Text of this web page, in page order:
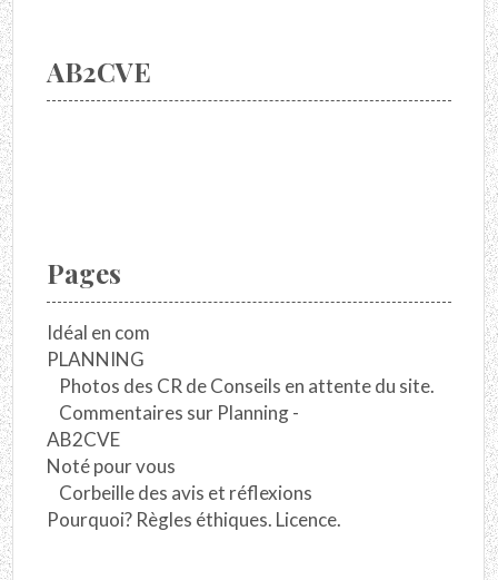
AB2CVE
Pages
Idéal en com
PLANNING
Photos des CR de Conseils en attente du site.
Commentaires sur Planning -
AB2CVE
Noté pour vous
Corbeille des avis et réflexions
Pourquoi? Règles éthiques. Licence.